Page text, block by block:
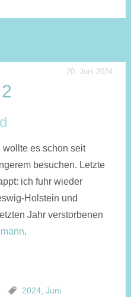
20. Juni 2024
wollte es schon seit
besuchen. Letzte
ich fuhr wieder
Holstein und
Jahr verstorbenen
.
2024, Juni